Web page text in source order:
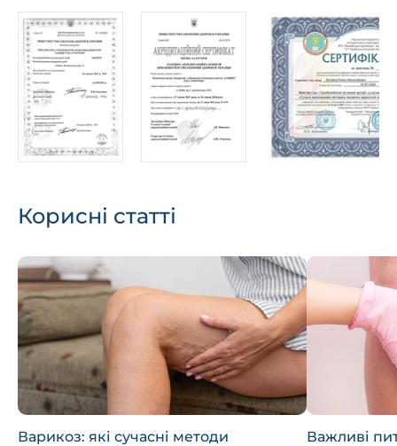
Корисні статті
Варикоз: які сучасні методи
Важливі